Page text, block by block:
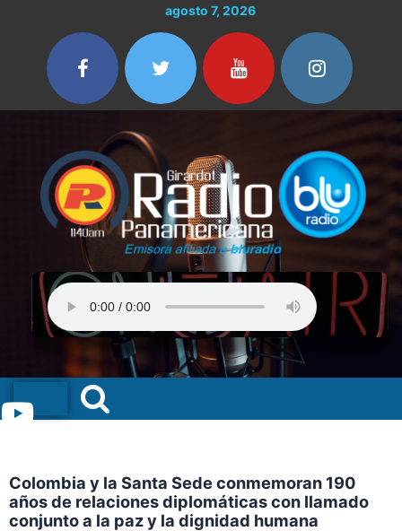
contenido
agosto 7, 2026
Menu
Colombia y la Santa Sede conmemoran 190
años de relaciones diplomáticas con llamado
conjunto a la paz y la dignidad humana